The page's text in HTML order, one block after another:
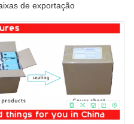
de exportação